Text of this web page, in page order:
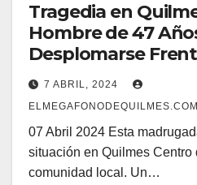
Tragedia en
Hombre de 47
Desplomarse
Blend
7 ABRIL, 2024
07 Abril 2024 Esta
situación en Quilmes Centro
comunidad local. Un…